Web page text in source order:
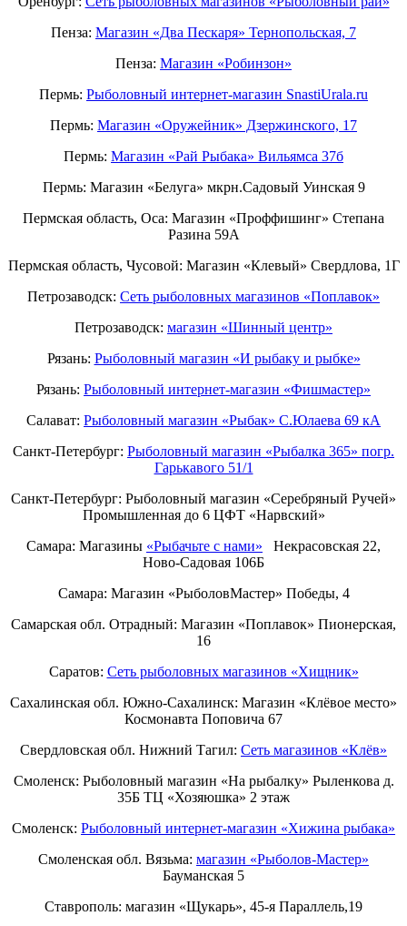
Пенза: Магазин «Два Пескаря» Тернопольская, 7
Пенза: Магазин «Робинзон»
Пермь: Рыболовный интернет-магазин SnastiUrala.ru
Пермь: Магазин «Оружейник» Дзержинского, 17
Пермь: Магазин «Рай Рыбака» Вильямса 37б
Пермь: Магазин «Белуга» мкрн.Садовый Уинская 9
Пермская область, Оса: Магазин «Проффишинг» Степана
Разина 59А
Пермская область, Чусовой: Магазин «Клевый» Свердлова, 1Г
Петрозаводск: Сеть рыболовных магазинов «Поплавок»
Петрозаводск: магазин «Шинный центр»
Рязань: Рыболовный магазин «И рыбаку и рыбке»
Рязань: Рыболовный интернет-магазин «Фишмастер»
Салават: Рыболовный магазин «Рыбак» С.Юлаева 69 кА
Санкт-Петербург: Рыболовный магазин «Рыбалка 365» погр.
Гарькавого 51/1
Санкт-Петербург: Рыболовный магазин «Серебряный Ручей»
Промышленная до 6 ЦФТ «Нарвский»
Самара: Магазины «Рыбачьте с нами» Некрасовская 22,
Ново-Садовая 106Б
Самара: Магазин «РыболовМастер» Победы, 4
Самарская обл. Отрадный: Магазин «Поплавок» Пионерская,
16
Саратов: Сеть рыболовных магазинов «Хищник»
Сахалинская обл. Южно-Сахалинск: Магазин «Клёвое место»
Космонавта Поповича 67
Свердловская обл. Нижний Тагил: Cеть магазинов «Клёв»
Смоленск: Рыболовный магазин «На рыбалку» Рыленкова д.
35Б ТЦ «Хозяюшка» 2 этаж
Смоленск: Рыболовный интернет-магазин «Хижина рыбака»
Смоленская обл. Вязьма: магазин «Рыболов-Мастер»
Бауманская 5
Ставрополь: магазин «Щукарь», 45-я Параллель,19